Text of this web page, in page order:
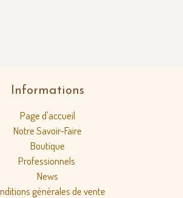
Informations
Page d'accueil
Notre Savoir-Faire
Boutique
Professionnels
News
générales de vente